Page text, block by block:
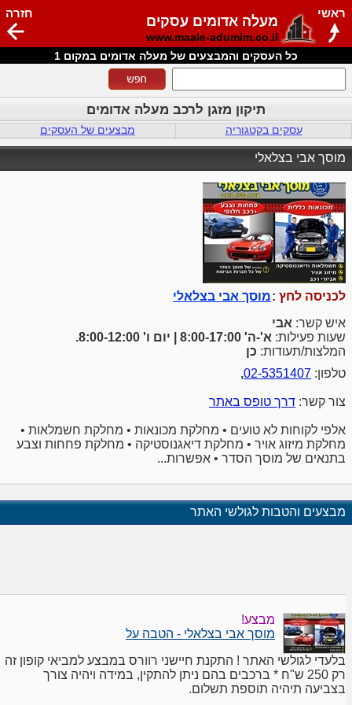
מעלה אדומים עסקים
www.maale-adumim.co.il
חזרה ראשי
כל העסקים והמבצעים של מעלה אדומים במקום 1
תיקון מזגן לרכב מעלה אדומים
עסקים בקטגוריה מבצעים של העסקים
מוסך אבי בצלאלי
לכניסה לחץ :מוסך אבי בצלאלי
איש קשר: אבי
שעות פעילות: א'-ה' 8:00-17:00 | יום ו' 8:00-12:00.
המלצות/תעודות: כן
טלפון: 02-5351407
,
צור קשר: דרך טופס באתר
אלפי לקוחות לא טועים • מחלקת מכונאות • מחלקת חשמלאות •
מחלקת מיזוג אויר • מחלקת דיאגנוסטיקה • מחלקת פחחות וצבע
בתנאים של מוסך הסדר • אפשרות...
מבצעים והטבות לגולשי האתר
מבצע!
מוסך אבי בצלאלי - הטבה על
בלעדי לגולשי האתר ! התקנת חיישני רוורס במבצע למביאי קופון זה
רק 250 ש"ח * ברכבים בהם ניתן להתקין, במידה ויהיה צורך
בצביעה תיהיה תוספת תשלום.